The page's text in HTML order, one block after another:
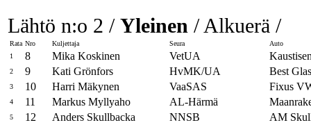
Lähtö n:o 2 / Yleinen / Alkuerä /
Rata Nro Kuljettaja Seura
Auto
1
8 Mika Koskinen VetUA
2 9 Kati Grönfors HvMK/UA Best
3 10 Harri Mäkynen VaaSAS Fixus
4 11 Markus Myllyaho AL-Härmä
5 12 Anders Skullbacka NNSB AM